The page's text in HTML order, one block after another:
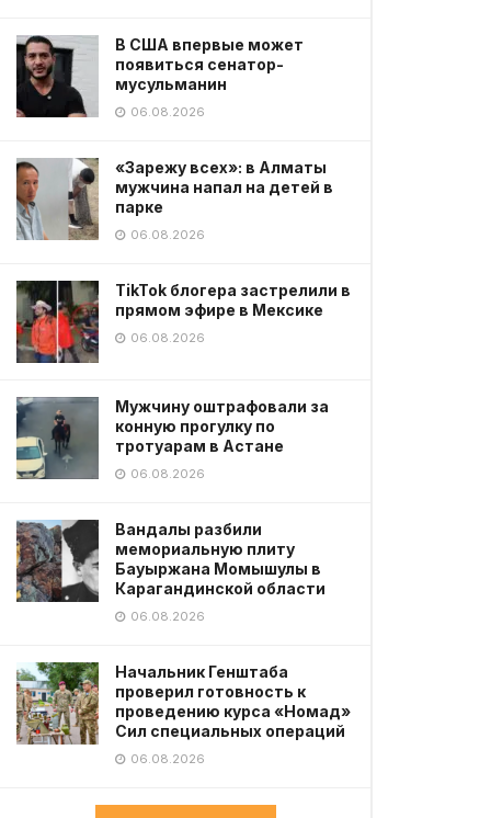
В США впервые может
появиться сенатор-
мусульманин
06.08.2026
«Зарежу всех»: в Алматы
мужчина напал на детей в
парке
06.08.2026
TikTok блогера застрелили в
прямом эфире в Мексике
06.08.2026
Мужчину оштрафовали за
конную прогулку по
тротуарам в Астане
06.08.2026
Вандалы разбили
мемориальную плиту
Бауыржана Момышулы в
Карагандинской области
06.08.2026
Начальник Генштаба
проверил готовность к
проведению курса «Номад»
Сил специальных операций
06.08.2026